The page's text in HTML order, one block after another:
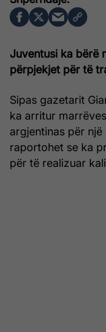
Juventusi ka bërë
përpjekjet për të
Sipas gazetarit
ka arritur
argjentinas për
raportohet se ka
për të realizuar